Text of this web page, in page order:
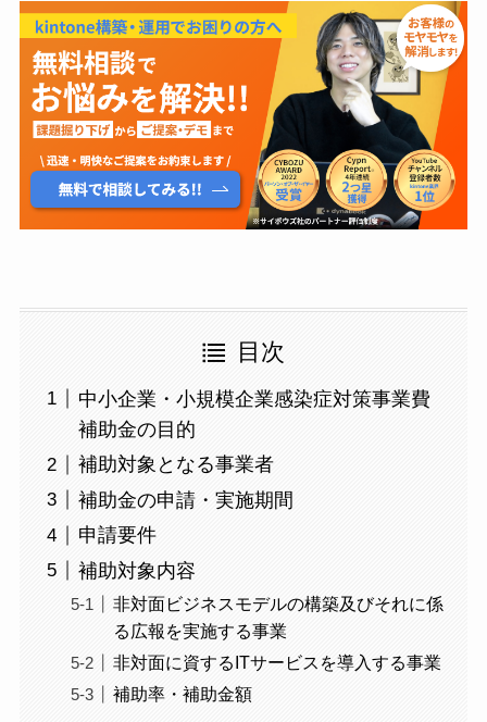
目次
中小企業・小規模企業感染症対策事業費
補助金の目的
補助対象となる事業者
補助金の申請・実施期間
申請要件
補助対象内容
非対面ビジネスモデルの構築及びそれに係
る広報を実施する事業
非対面に資するITサービスを導入する事業
補助率・補助金額